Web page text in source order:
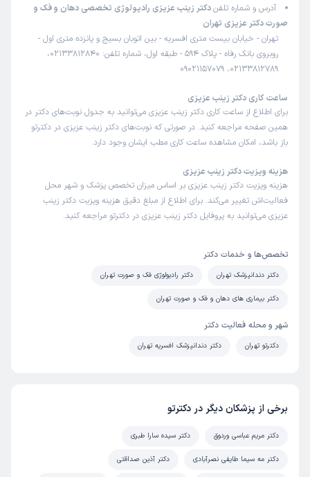
آدرس و شماره تلفندکتر زینب عزیزی رادیولوژی تخصصی دهان و فک و
صورت دکتر عزیزی تهران
تهران - خیابان بیست متری افسریه - بین اتوبان بسیج و پانزده متری اول -
روبروی بانک رفاه - پلاک 594 - طبقه اول، شماره تلفن: 02133812840،
02133812789، 09021157079
ساعت کاری دکتر زینب عزیزی
برای اطلاع از ساعت کاری دکتر زینب عزیزی می‌توانید به جدول نوبت‌های دکتر در
همین صفحه مراجعه کنید. در صورتی که نوبت‌های دکتر زینب عزیزی در دکترتو
باز باشد، امکان مشاهده ساعت کاری مطب ایشان وجود دارد.
هزینه ویزیت دکتر زینب عزیزی
هزینه ویزیت دکتر زینب عزیزی بر اساس میزان تخصص پزشک و شهر محل
فعالیت‌اش تغییر می‌کند. برای اطلاع از مبلغ دقیق هزینه ویزیت دکتر زینب
عزیزی می‌توانید به پروفایل دکتر زینب عزیزی در دکترتو مراجعه کنید.
تخصص‌ها و خدمات دکتر
دکتر دندانپزشک تهران دکتر رادیولوژی فک و صورت تهران
دکتر بیماری های دهان و فک و صورت تهران
شهر و محله فعالیت دکتر
دکترتو تهران دکتر دندانپزشک افسریه تهران
برخی از پزشکان دیگر در دکترتو
دکتر مریم عباسی وردوق دکتر سیده سارا طبری
دکتر مه سیما طایفی نصرآبادی دکتر آذین صداقتی